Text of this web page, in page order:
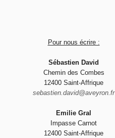
Pour nous écrire :
Sébastien David
Chemin des Combes
12400 Saint-Affrique
sebastien.david@aveyron.fr
Emilie Gral
Impasse Carnot
12400 Saint-Affrique